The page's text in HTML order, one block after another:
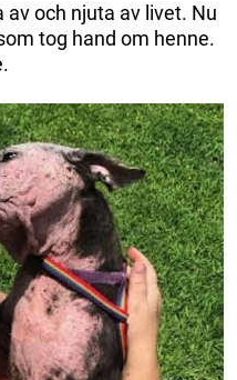
och njuta av livet. Nu
tog hand om henne.